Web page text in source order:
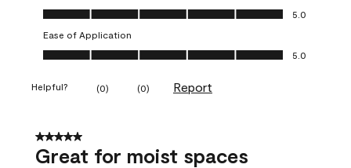
Value of Product, 5.0 out of 5
5.0
Ease of Application
Ease of Application, 5.0 out of 5
5.0
Helpful? (0) (0) Report
5 out of 5 stars.
Great for moist spaces